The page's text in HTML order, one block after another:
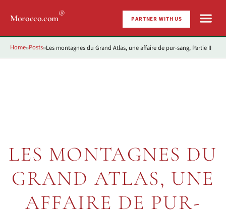
Morocco.com® PARTNER WITH US
Home»Posts»Les montagnes du Grand Atlas, une affaire de pur-sang, Partie II
LES MONTAGNES DU
GRAND ATLAS, UNE
AFFAIRE DE PUR-